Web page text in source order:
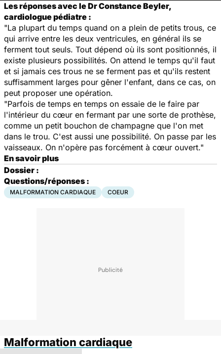
Les réponses avec le Dr Constance Beyler,
cardiologue pédiatre :
"La plupart du temps quand on a plein de petits trous, ce
qui arrive entre les deux ventricules, en général ils se
ferment tout seuls. Tout dépend où ils sont positionnés, il
existe plusieurs possibilités. On attend le temps qu'il faut
et si jamais ces trous ne se ferment pas et qu'ils restent
suffisamment larges pour gêner l'enfant, dans ce cas, on
peut proposer une opération.
"Parfois de temps en temps on essaie de le faire par
l'intérieur du cœur en fermant par une sorte de prothèse,
comme un petit bouchon de champagne que l'on met
dans le trou. C'est aussi une possibilité. On passe par les
vaisseaux. On n'opère pas forcément à cœur ouvert."
En savoir plus
Dossier :
Questions/réponses :
MALFORMATION CARDIAQUE COEUR
Malformation cardiaque